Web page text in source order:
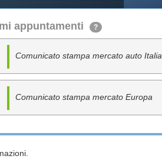
appuntamenti ?
Comunicato stampa mercato auto Italia
Comunicato stampa mercato Europa